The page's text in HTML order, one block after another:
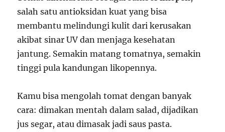
salah satu antioksidan kuat yang bisa
membantu melindungi kulit dari kerusakan
akibat sinar UV dan menjaga kesehatan
jantung. Semakin matang tomatnya, semakin
tinggi pula kandungan likopennya.
Kamu bisa mengolah tomat dengan banyak
cara: dimakan mentah dalam salad, dijadikan
jus segar, atau dimasak jadi saus pasta.